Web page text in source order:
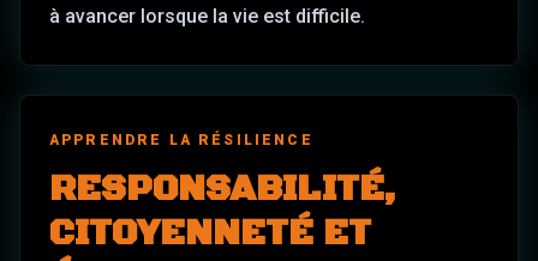
à avancer lorsque la vie est difficile.
APPRENDRE LA RÉSILIENCE
RESPONSABILITÉ,
CITOYENNETÉ ET